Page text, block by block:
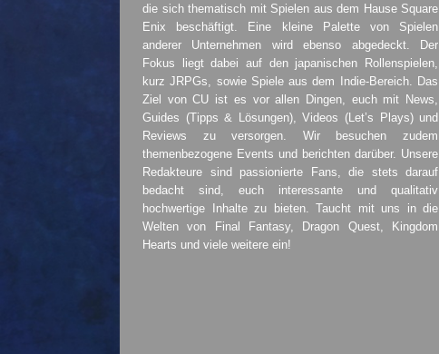
die sich thematisch mit Spielen aus dem Hause Square
Enix beschäftigt. Eine kleine Palette von Spielen
anderer Unternehmen wird ebenso abgedeckt. Der
Fokus liegt dabei auf den japanischen Rollenspielen,
kurz JRPGs, sowie Spiele aus dem Indie-Bereich. Das
Ziel von CU ist es vor allen Dingen, euch mit News,
Guides (Tipps & Lösungen), Videos (Let’s Plays) und
Reviews zu versorgen. Wir besuchen zudem
themenbezogene Events und berichten darüber. Unsere
Redakteure sind passionierte Fans, die stets darauf
bedacht sind, euch interessante und qualitativ
hochwertige Inhalte zu bieten. Taucht mit uns in die
Welten von Final Fantasy, Dragon Quest, Kingdom
Hearts und viele weitere ein!